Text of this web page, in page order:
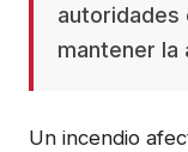
autoridades
mantener la
Un incendio